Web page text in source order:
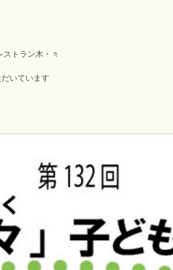
トラン木・々
いています